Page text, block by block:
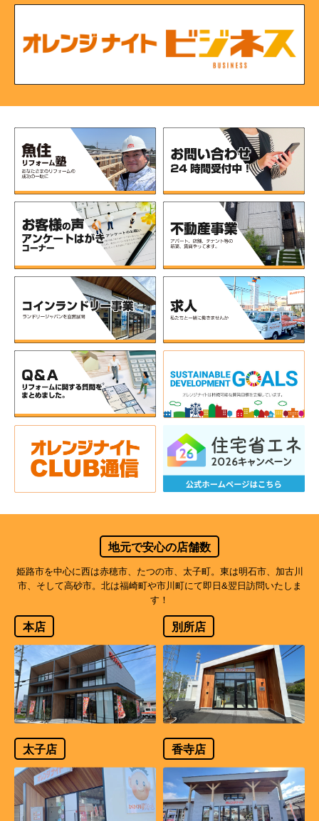
地元で安心の店舗数
姫路市を中心に西は赤穂市、たつの市、太子町。東は明石市、加古川
市、そして高砂市。北は福崎町や市川町にて即日&翌日訪問いたしま
す！
本店 別所店
太子店 香寺店